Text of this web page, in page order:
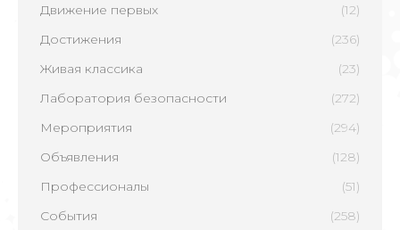
Движение первых
(12)
Достижения
(236)
Живая классика
(23)
Лаборатория безопасности
(272)
Мероприятия
(294)
Объявления
(128)
Профессионалы
(51)
События
(258)